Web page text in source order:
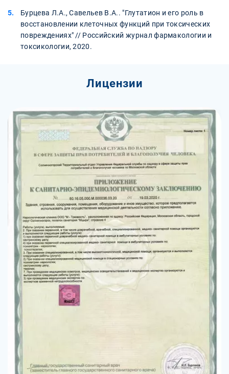
Бурцева Л.А., Савельев В.А.. "Глутатион и его роль в
восстановлении клеточных функций при токсических
повреждениях" // Российский журнал фармакологии и
токсикологии, 2020.
Лицензии